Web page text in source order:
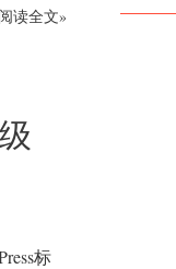
阅读全文»
标